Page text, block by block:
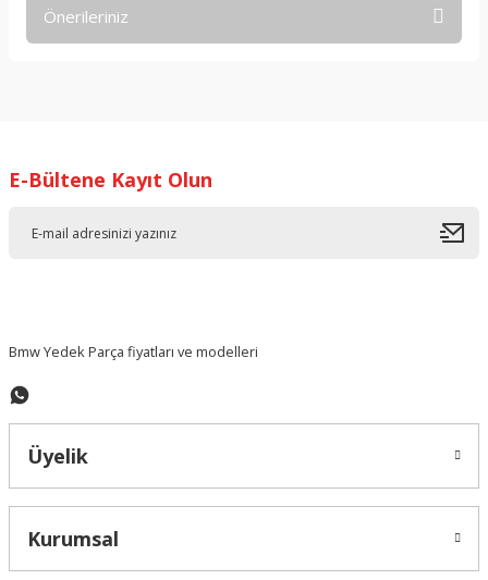
Önerileriniz
Ürün resmi kalitesiz, bozuk veya görüntülenemiyor.
E-Bültene Kayıt Olun
Bmw Yedek Parça fiyatları ve modelleri
Üyelik
Kurumsal